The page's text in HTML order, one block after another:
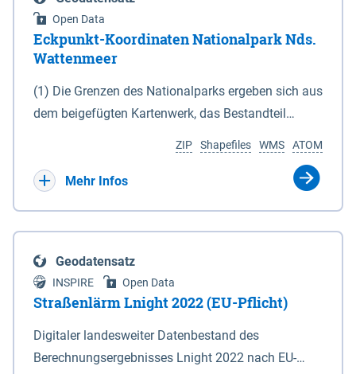
Open Data
Eckpunkt-Koordinaten Nationalpark Nds.
Wattenmeer
(1) Die Grenzen des Nationalparks ergeben sich aus
dem beigefügten Kartenwerk, das Bestandteil
(DTK) im Maßstab 1 : 100 000 (Anlage 2), 2.
verkleinerte Amtliche Karte 1 : 5 000 (AK5) im
projizierte Koordinaten im Europäischen
Terrestrischen Referenzsystem 1989 (ETRS 89) mit
der Universalen Transversalen Mercator-Abbildung
bezogen auf die Zone 32 N (UTM 32N) dargestellt
(Anlage 4); Gleiches gilt für die geografischen
ATOM
WMS
Shapefiles
ZIP
Mehr Infos
Geodatensatz
INSPIRE Open Data
Straßenlärm Lnight 2022 (EU-Pflicht)
Digitaler landesweiter Datenbestand des
Berechnungsergebnisses Lnight 2022 nach EU-